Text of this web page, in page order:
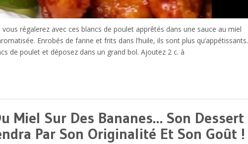
vous régalerez avec ces blancs de poulet apprêtés dans une sauce au miel
Enrobés de farine et frits dans l’huile, ils sont plus qu’appétissants.
de poulet et déposez dans un grand bol. Ajoutez 2 c. à
Miel Sur Des Bananes… Son Dessert
Par Son Originalité Et Son Goût !